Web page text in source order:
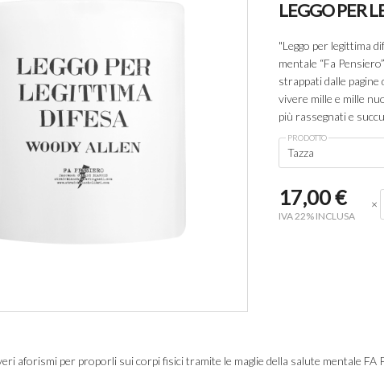
LEGGO PER
"Leggo per legittima
mentale “Fa
strappati dalle
vivere mille e mille
più rassegnati e
PRODOTTO
Tazza
17,00€
IVA 22% INCLUSA
×
aforismi per proporli sui corpi fisici tramite le maglie della salute mentale FA